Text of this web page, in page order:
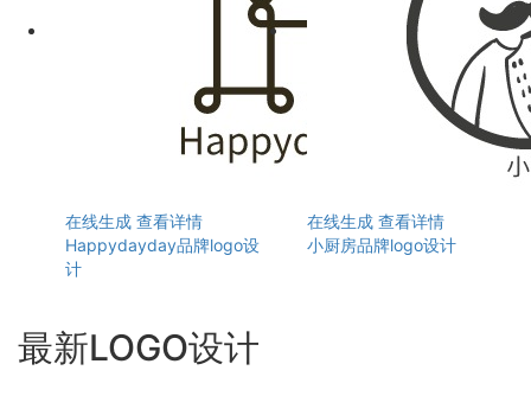
在线生成 查看详情
Happydayday品牌logo设
计
在线生成 查看详情
小厨房品牌logo设计
最新LOGO设计